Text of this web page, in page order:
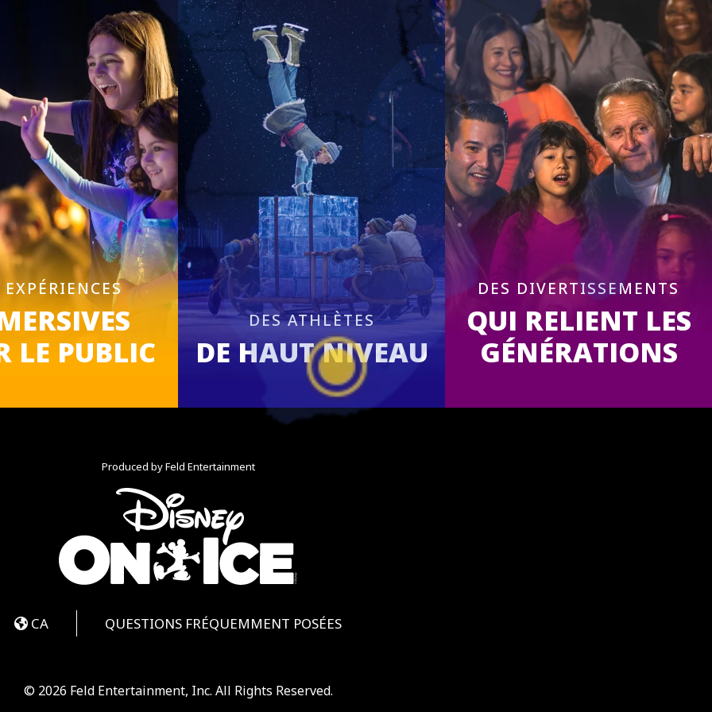
EXPÉRIENCES
LE PUBLIC
DES ATHLÈTES
DE HAUT NIVEAU
DES DIVERTISSEMENTS
QUI RELIENT LES
GÉNÉRATIONS
Produced by Feld Entertainment
CA QUESTIONS FRÉQUEMMENT POSÉES
© 2026 Feld Entertainment, Inc. All Rights Reserved.